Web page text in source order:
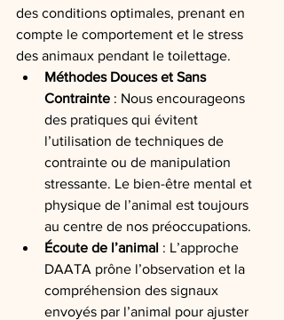
des conditions optimales, prenant en
compte le comportement et le stress
des animaux pendant le toilettage.
Méthodes Douces et Sans
Contrainte : Nous encourageons
des pratiques qui évitent
l’utilisation de techniques de
contrainte ou de manipulation
stressante. Le bien-être mental et
physique de l’animal est toujours
au centre de nos préoccupations.
Écoute de l’animal : L’approche
DAATA prône l’observation et la
compréhension des signaux
envoyés par l’animal pour ajuster